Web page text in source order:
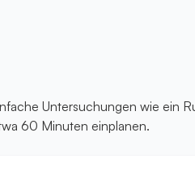
Untersuchungen wie ein
60 Minuten einplanen.